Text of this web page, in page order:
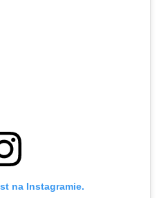
na Instagramie.